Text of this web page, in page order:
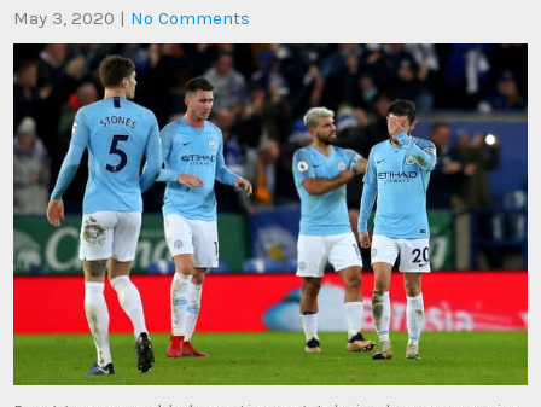
May 3, 2020 | No Comments